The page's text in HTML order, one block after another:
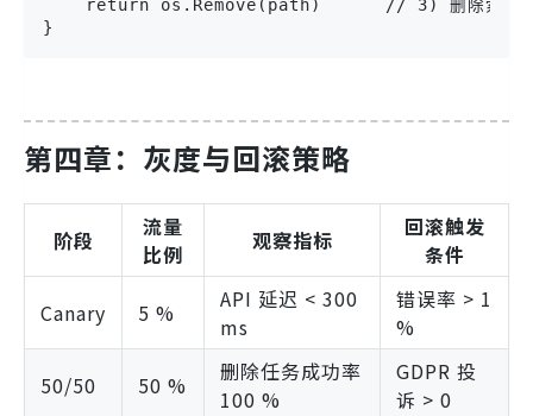
    return os.Remove(path)      // 3) 删除索引
}
第四章：灰度与回滚策略
阶段
流量
比例
观察指标
回滚触发
条件
Canary 5 %
API 延迟 < 300
ms
错误率 > 1
%
50/50 50 %
删除任务成功率
100 %
GDPR 投
诉 > 0